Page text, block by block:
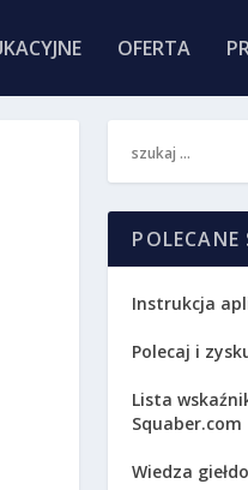
OFERTA
Instrukcja
Polecaj i
Lista
Squaber.com
Wiedza